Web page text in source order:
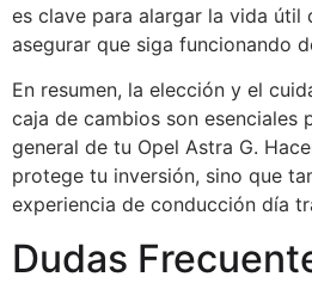
es clave para alargar la vida útil
asegurar que siga funcionando
En resumen, la elección y el
caja de cambios son esenciales
general de tu Opel Astra G.
protege tu inversión, sino que
experiencia de conducción día
Dudas